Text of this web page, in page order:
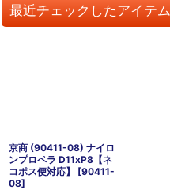
最近チェックしたアイテム
京商 (90411-08) ナイロ
ンプロペラ D11xP8【ネ
コポス便対応】 [90411-
08]